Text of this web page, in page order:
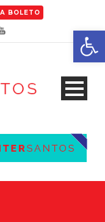
BOLETO
Abrir